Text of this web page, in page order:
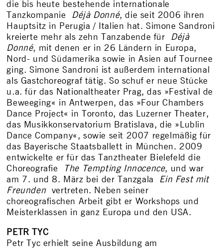
die bis heute bestehende internationale
Tanzkompanie Déjà Donné, die seit 2006 ihren
Hauptsitz in Perugia / Italien hat. Simone Sandroni
kreierte mehr als zehn Tanzabende für Déjà
Donné, mit denen er in 26 Ländern in Europa,
Nord- und Südamerika sowie in Asien auf Tournee
ging. Simone Sandroni ist außerdem international
als Gastchoreograf tätig. So schuf er neue Stücke
u.a. für das Nationaltheater Prag, das »Festival de
Beweeging« in Antwerpen, das »Four Chambers
Dance Project« in Toronto, das Luzerner Theater,
das Musikkonservatorium Bratislava, die »Lublin
Dance Company«, sowie seit 2007 regelmäßig für
das Bayerische Staatsballett in München. 2009
entwickelte er für das Tanztheater Bielefeld die
Choreografie
The Tempting Innocence, und war
am 7. und 8. März bei der Tanzgala Ein Fest mit
Freunden vertreten. Neben seiner
choreografischen Arbeit gibt er Workshops und
Meisterklassen in ganz Europa und den USA.
PETR TYC
Petr Tyc erhielt seine Ausbildung am